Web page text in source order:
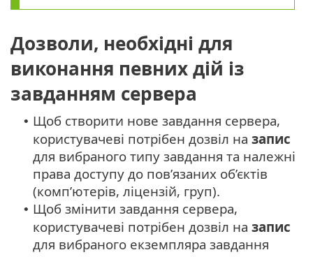
Дозволи, необхідні для
виконання певних дій із
завданням сервера
• Щоб створити нове завдання сервера,
користувачеві потрібен дозвіл на запис
для вибраного типу завдання та належні
права доступу до пов’язаних об’єктів
(комп’ютерів, ліцензій, груп).
• Щоб змінити завдання сервера,
користувачеві потрібен дозвіл на запис
для вибраного екземпляра завдання